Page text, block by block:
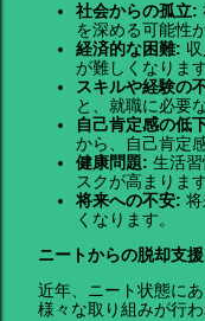
社会からの孤立:
を深める可能性
経済的な困難:
が難しくなります
スキルや経験の
と、就職に必要
自己肯定感の低
から、自己肯定
健康問題: 生活
スクが高まります
将来への不安:
くなります。
ニートからの脱却支援
近年、ニート状態に
様々な取り組みが行わ